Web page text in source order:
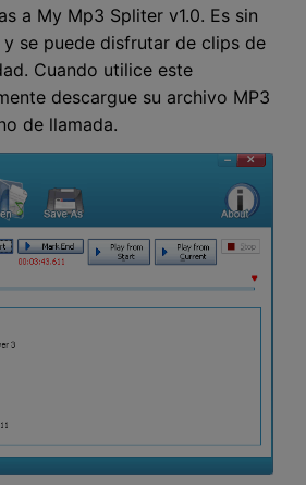
a My Mp3 Spliter v1.0. Es sin
se puede disfrutar de clips de
Cuando utilice este
descargue su archivo MP3
de llamada.